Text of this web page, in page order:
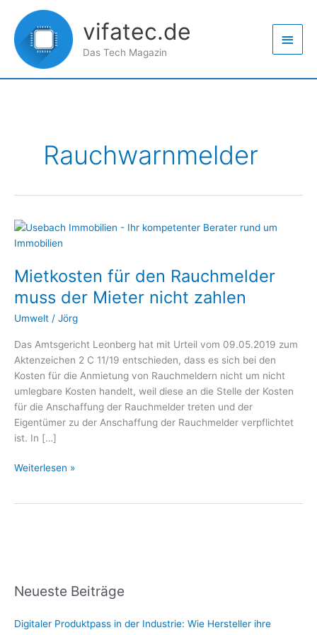
Inhalt
springen
vifatec.de
Das Tech Magazin
Rauchwarnmelder
Mietkosten für den Rauchmelder
muss der Mieter nicht zahlen
Umwelt / Jörg
Das Amtsgericht Leonberg hat mit Urteil vom 09.05.2019 zum
Aktenzeichen 2 C 11/19 entschieden, dass es sich bei den
Kosten für die Anmietung von Rauchmeldern nicht um nicht
umlegbare Kosten handelt, weil diese an die Stelle der Kosten
für die Anschaffung der Rauchmelder treten und der
Eigentümer zu der Anschaffung der Rauchmelder verpflichtet
ist. In […]
Mietkosten
für
Rauchmelder
der
Mieter
zahlen
Weiterlesen »
Neueste Beiträge
Digitaler Produktpass in der Industrie: Wie Hersteller ihre